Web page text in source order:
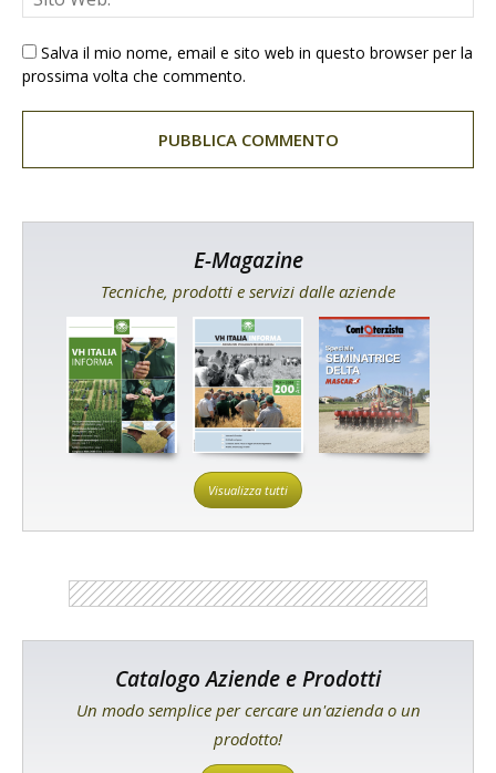
Salva il mio nome, email e sito web in questo browser per la
prossima volta che commento.
E-Magazine
Tecniche, prodotti e servizi dalle aziende
Visualizza tutti
Catalogo Aziende e Prodotti
Un modo semplice per cercare un'azienda o un
prodotto!